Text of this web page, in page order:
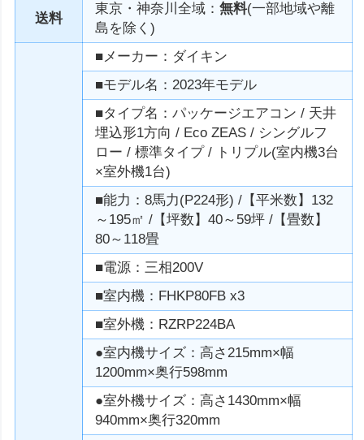
送料
東京・神奈川全域：無料(一部地域や離
島を除く)
■メーカー：ダイキン
■モデル名：2023年モデル
■タイプ名：パッケージエアコン / 天井
埋込形1方向 / Eco ZEAS / シングルフ
ロー / 標準タイプ / トリプル(室内機3台
×室外機1台)
■能力：8馬力(P224形) /【平米数】132
～195㎡ /【坪数】40～59坪 /【畳数】
80～118畳
■電源：三相200V
■室内機：FHKP80FB x3
■室外機：RZRP224BA
●室内機サイズ：高さ215mm×幅
1200mm×奥行598mm
●室外機サイズ：高さ1430mm×幅
940mm×奥行320mm